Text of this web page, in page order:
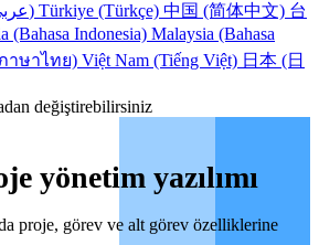
UAE (عربي) Türkiye (Türkçe) 中国 (简体中文) 台
(Bahasa Indonesia) Malaysia (Bahasa
าษาไทย) Việt Nam (Tiếng Việt) 日本 (日
değiştirebilirsiniz
yönetim yazılımı
proje, görev ve alt görev özelliklerine